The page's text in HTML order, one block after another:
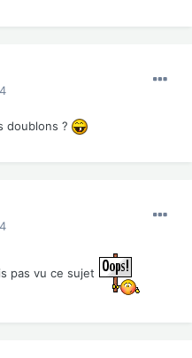
doublons ?
pas vu ce sujet